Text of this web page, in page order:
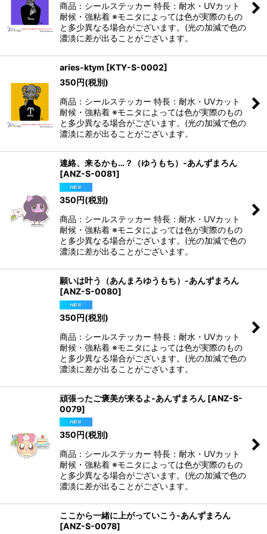
商品：シールステッカー 特長：耐水・UVカット
耐候・強粘着 ※モニタによっては色が実際のもの
と多少異なる場合がございます。(光の加減で色の
濃淡に差が出ることがございます。
aries-ktym [KTY-S-0002]
350円(税別)
商品：シールステッカー 特長：耐水・UVカット
耐候・強粘着 ※モニタによっては色が実際のもの
と多少異なる場合がございます。(光の加減で色の
濃淡に差が出ることがございます。
連絡、来るかも…？（ゆうもち）-あんずまろん
[ANZ-S-0081]
350円(税別)
商品：シールステッカー 特長：耐水・UVカット
耐候・強粘着 ※モニタによっては色が実際のもの
と多少異なる場合がございます。(光の加減で色の
濃淡に差が出ることがございます。
願いは叶う（あんまろゆうもち）-あんずまろん
[ANZ-S-0080]
350円(税別)
商品：シールステッカー 特長：耐水・UVカット
耐候・強粘着 ※モニタによっては色が実際のもの
と多少異なる場合がございます。(光の加減で色の
濃淡に差が出ることがございます。
頑張ったご褒美が来るよ-あんずまろん [ANZ-S-
0079]
350円(税別)
商品：シールステッカー 特長：耐水・UVカット
耐候・強粘着 ※モニタによっては色が実際のもの
と多少異なる場合がございます。(光の加減で色の
濃淡に差が出ることがございます。
ここから一緒に上がっていこう-あんずまろん
[ANZ-S-0078]